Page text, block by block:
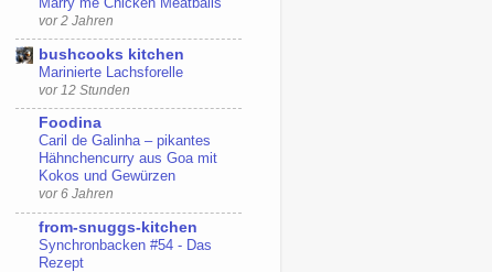
vor 2 Jahren
bushcooks kitchen
Marinierte Lachsforelle
vor 12 Stunden
Foodina
Caril de Galinha – pikantes
Hähnchencurry aus Goa mit
Kokos und Gewürzen
vor 6 Jahren
from-snuggs-kitchen
Synchronbacken #54 - Das
Rezept